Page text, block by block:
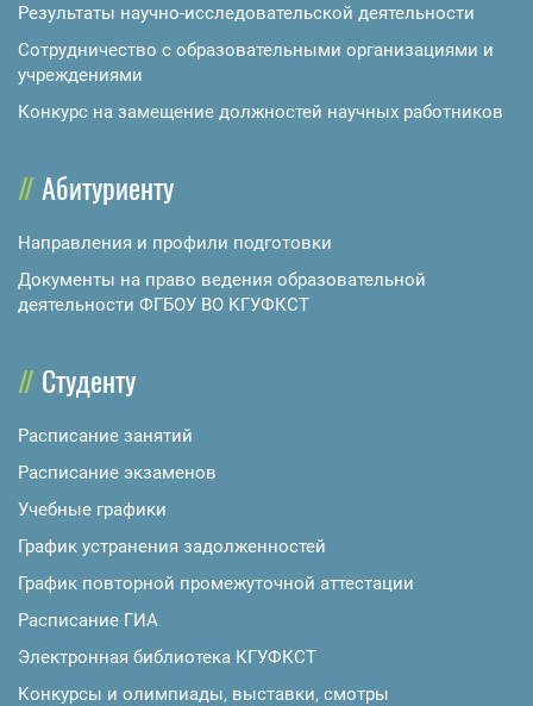
Результаты научно-исследовательской деятельности
Сотрудничество с образовательными организациями и
учреждениями
Конкурс на замещение должностей научных работников
Абитуриенту
Направления и профили подготовки
Документы на право ведения образовательной
деятельности ФГБОУ ВО КГУФКСТ
Студенту
Расписание занятий
Расписание экзаменов
Учебные графики
График устранения задолженностей
График повторной промежуточной аттестации
Расписание ГИА
Электронная библиотека КГУФКСТ
Конкурсы и олимпиады, выставки, смотры